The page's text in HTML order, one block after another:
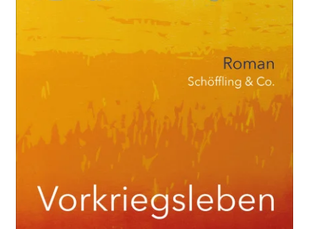
NEWSLETTER
WEITERE VERLAGE
Search: